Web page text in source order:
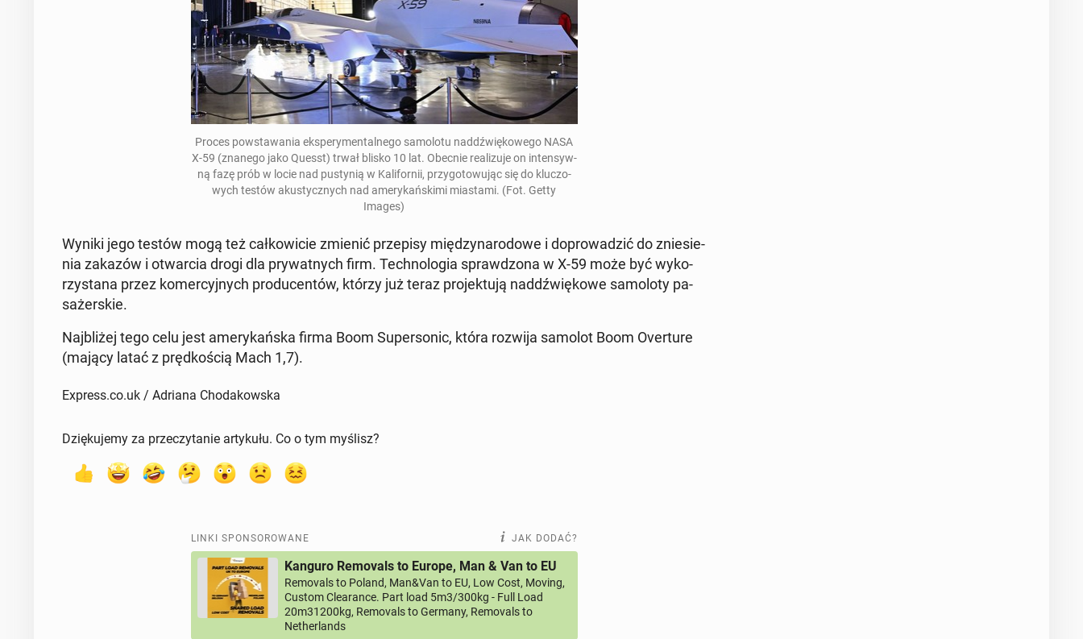
Proces po­wsta­wa­nia eks­pe­ry­men­tal­ne­go sa­mo­lo­tu nad­dźwię­ko­we­go NASA
X-59 (znanego jako Quesst) trwał blisko 10 lat. Obecnie re­ali­zu­je on in­ten­syw­
ną fazę prób w locie nad pu­sty­nią w Ka­li­for­nii, przy­go­to­wu­jąc się do klu­czo­
wych testów aku­stycz­nych nad ame­ry­kań­ski­mi mia­sta­mi. (Fot. Getty
Images)
Wyniki jego testów mogą też cał­ko­wi­cie zmienić prze­pi­sy mię­dzy­na­ro­do­we i do­pro­wa­dzić do znie­sie­
nia zakazów i otwar­cia drogi dla pry­wat­nych firm. Tech­no­lo­gia spraw­dzo­na w X-59 może być wy­ko­
rzy­sta­na przez ko­mer­cyj­nych pro­du­cen­tów, którzy już teraz pro­jek­tu­ją nad­dźwię­ko­we sa­mo­lo­ty pa­
sa­żer­skie.
Naj­bli­żej tego celu jest ame­ry­kań­ska firma Boom Su­per­so­nic, która rozwija samolot Boom Over­tu­re
(mający latać z pręd­ko­ścią Mach 1,7).
Express.co.uk / Adriana Chodakowska
Dziękujemy za przeczytanie artykułu. Co o tym myślisz?
LINKI SPONSOROWANE JAK DODAĆ?
Kanguro Removals to Europe, Man & Van to EU
Removals to Poland, Man&Van to EU, Low Cost, Moving,
Custom Clearance. Part load 5m3/300kg - Full Load
20m31200kg, Removals to Germany, Removals to
Netherlands